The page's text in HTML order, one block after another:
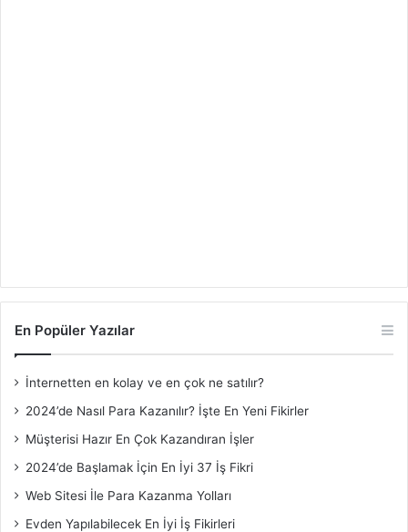
En Popüler Yazılar
İnternetten en kolay ve en çok ne satılır?
2024’de Nasıl Para Kazanılır? İşte En Yeni Fikirler
Müşterisi Hazır En Çok Kazandıran İşler
2024’de Başlamak İçin En İyi 37 İş Fikri
Web Sitesi İle Para Kazanma Yolları
Evden Yapılabilecek En İyi İş Fikirleri